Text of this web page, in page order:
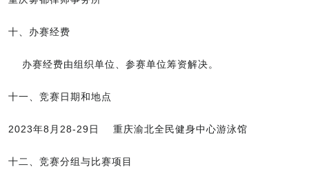
十、办赛经费
办赛经费由组织单位、参赛单位筹资解决。
十一、竞赛日期和地点
2023年8月28-29日 重庆渝北全民健身中心游泳馆
十二、竞赛分组与比赛项目